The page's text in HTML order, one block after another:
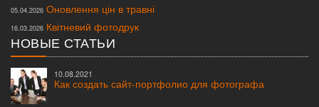
05.04.2026 Оновлення цін в травні
16.03.2026 Квітневий фотодрук
НОВЫЕ СТАТЬИ
10.08.2021
Как создать сайт-портфолио для фотографа